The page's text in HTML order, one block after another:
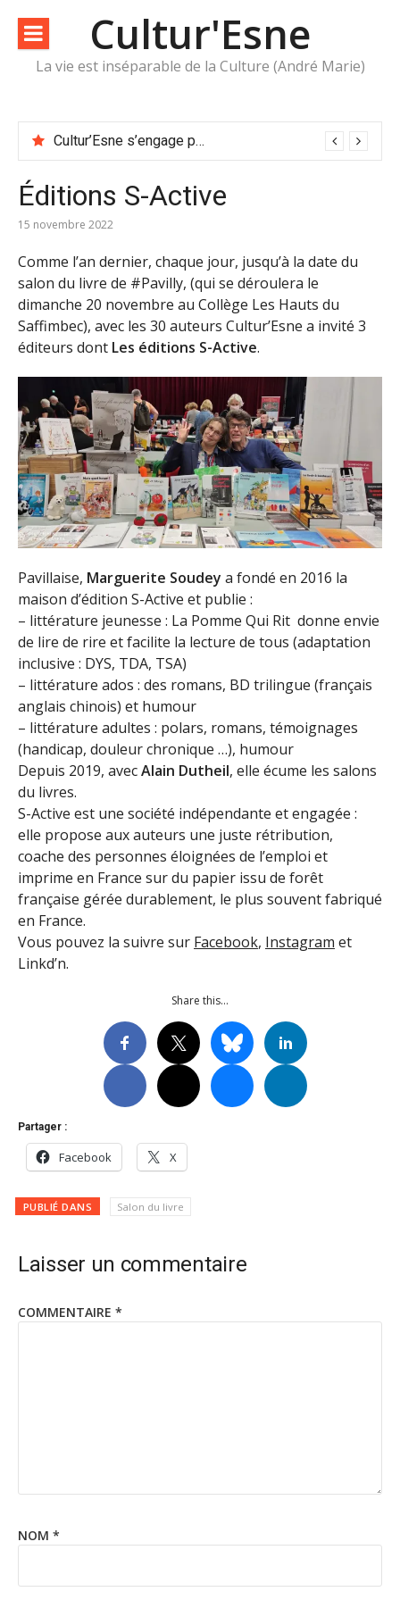
contenu
Cultur'Esne
La vie est inséparable de la Culture (André Marie)
Cultur’Esne s’engage pour l’accès à la lecture
Éditions S-Active
15 novembre 2022
Comme l’an dernier, chaque jour, jusqu’à la date du
salon du livre de #Pavilly, (qui se déroulera le
dimanche 20 novembre au Collège Les Hauts du
Saffimbec), avec les 30 auteurs Cultur’Esne a invité 3
éditeurs dont Les éditions S-Active.
Pavillaise, Marguerite Soudey a fondé en 2016 la
maison d’édition S-Active et publie :
– littérature jeunesse : La Pomme Qui Rit donne envie
de lire de rire et facilite la lecture de tous (adaptation
inclusive : DYS, TDA, TSA)
– littérature ados : des romans, BD trilingue (français
anglais chinois) et humour
– littérature adultes : polars, romans, témoignages
(handicap, douleur chronique …), humour
Depuis 2019, avecAlain Dutheil, elle écume les salons
du livres.
S-Active est une société indépendante et engagée :
elle propose aux auteurs une juste rétribution,
coache des personnes éloignées de l’emploi et
imprime en France sur du papier issu de forêt
française gérée durablement, le plus souvent fabriqué
en France.
Vous pouvez la suivre sur Facebook, Instagram et
Linkd’n.
Share this…
Partager :
Facebook X
PUBLIÉ DANS Salon du livre
Laisser un commentaire
COMMENTAIRE *
NOM *